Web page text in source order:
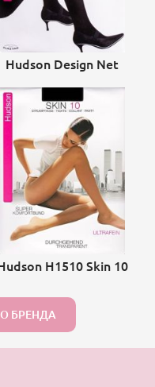
Hudson Design Net
H1510 Skin 10
БРЕНДА